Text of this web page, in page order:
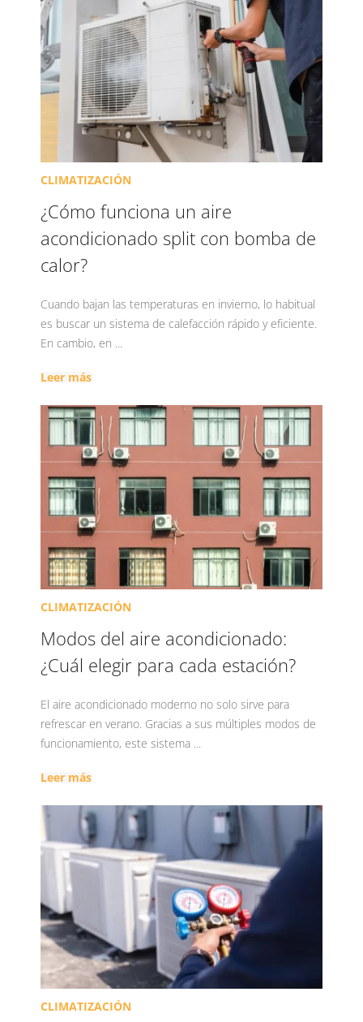
CLIMATIZACIÓN
¿Cómo funciona un aire
acondicionado split con bomba de
calor?
Cuando bajan las temperaturas en invierno, lo habitual
es buscar un sistema de calefacción rápido y eficiente.
En cambio, en ...
Leer más
CLIMATIZACIÓN
Modos del aire acondicionado:
¿Cuál elegir para cada estación?
El aire acondicionado moderno no solo sirve para
refrescar en verano. Gracias a sus múltiples modos de
funcionamiento, este sistema ...
Leer más
CLIMATIZACIÓN